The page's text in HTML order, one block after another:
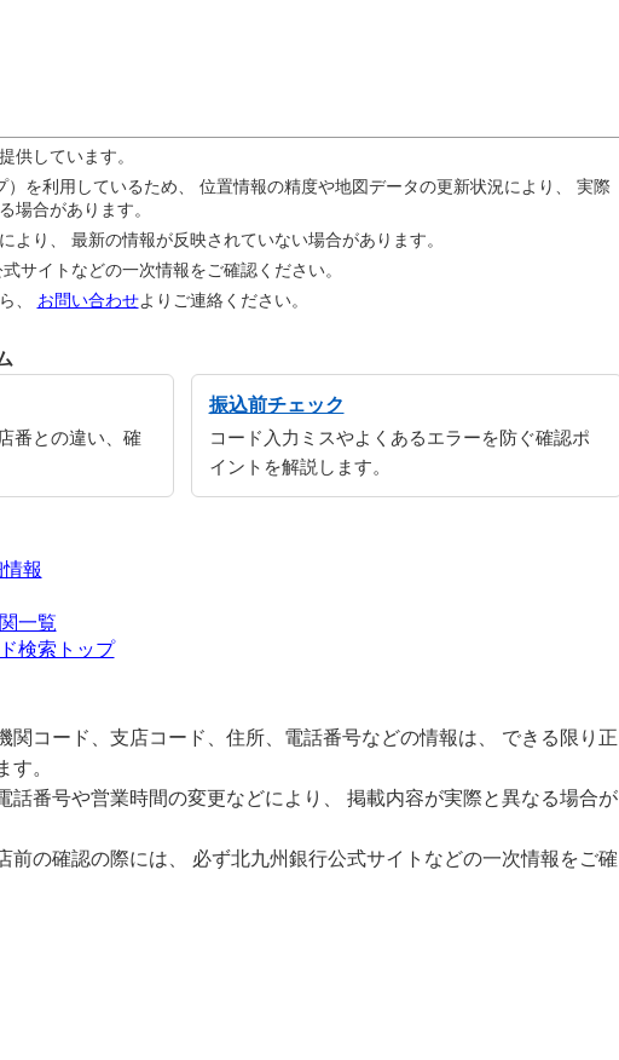
供しています。
を利用しているため、 位置情報の精度や地図データの更新状況により、 実際
場合があります。
より、 最新の情報が反映されていない場合があります。
サイトなどの一次情報をご確認ください。
、 お問い合わせよりご連絡ください。
番との違い、確
振込前チェック
コード入力ミスやよくあるエラーを防ぐ確認ポ
イントを解説します。
報
一覧
検索トップ
関コード、支店コード、住所、電話番号などの情報は、 できる限り正
。
話番号や営業時間の変更などにより、 掲載内容が実際と異なる場合が
前の確認の際には、 必ず北九州銀行公式サイトなどの一次情報をご確